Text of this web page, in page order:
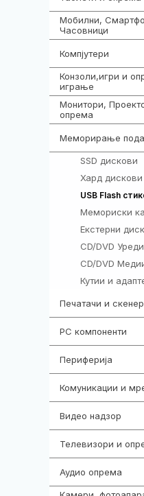
Мобилни,
Часовници
Компјутери
Конзоли,игри и
играње
Монитори,
опрема
Меморирање
SSD дискови
Хард дискови
USB Flash
Мемориски
Екстерни
CD/DVD Уреди
CD/DVD
Кутии и
Печатачи и
PC компоненти
Периферија
Комуникации и
Видео надзор
Телевизори и
Аудио опрема